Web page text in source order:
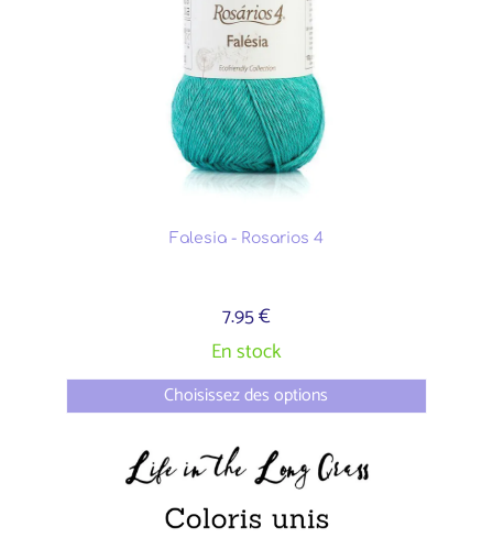
Falesia - Rosarios 4
7.95 €
En stock
Choisissez des options